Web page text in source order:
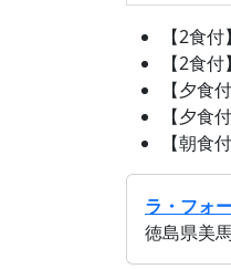
【2食
【2食
【夕食
【夕食
【朝食
ラ・フォ
徳島県美